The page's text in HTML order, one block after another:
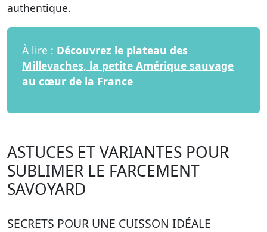
authentique.
À lire : Découvrez le plateau des
Millevaches, la petite Amérique sauvage
au cœur de la France
ASTUCES ET VARIANTES POUR
SUBLIMER LE FARCEMENT
SAVOYARD
SECRETS POUR UNE CUISSON IDÉALE